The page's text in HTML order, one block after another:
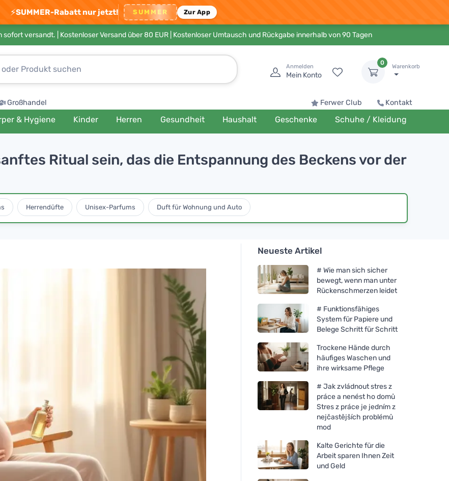
⚡SUMMER-Rabatt nur jetzt! SUMMER Zur App
sofort versandt. | Kostenloser Versand über 80 EUR | Kostenloser Umtausch und Rückgabe innerhalb von 90 Tagen
Anmelden
Mein Konto
0
Warenkorb
Großhandel Ferwer Club Kontakt
& Hygiene Kinder Herren Gesundheit Haushalt Geschenke Schuhe / Kleidung
Ritual sein, das die Entspannung des Beckens vor der
Herrendüfte Unisex-Parfums Duft für Wohnung und Auto
Neueste Artikel
# Wie man sich sicher
bewegt, wenn man unter
Rückenschmerzen leidet
# Funktionsfähiges
System für Papiere und
Belege Schritt für Schritt
Trockene Hände durch
häufiges Waschen und
ihre wirksame Pflege
# Jak zvládnout stres z
práce a nenést ho domů
Stres z práce je jedním z
nejčastějších problémů
mod
Kalte Gerichte für die
Arbeit sparen Ihnen Zeit
und Geld